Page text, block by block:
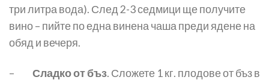
три литра вода). След 2-3 седмици ще получите
вино – пийте по една винена чаша преди ядене на
обяд и вечеря.
– Сладко от бъз. Сложете 1 кг. плодове от бъз в